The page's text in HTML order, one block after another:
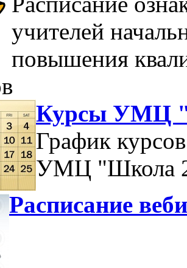
учителей
повышения
Курсы УМЦ
График
УМЦ "Школа
Расписание